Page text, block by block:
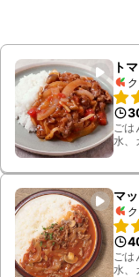
ト
ごは
水、
マ
ごは
水、